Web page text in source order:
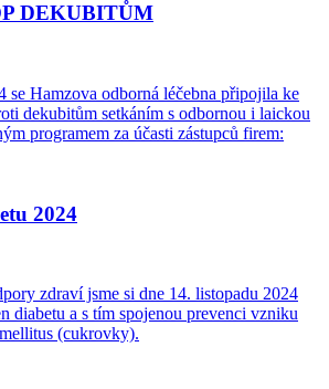
DEKUBITŮM
se Hamzova odborná léčebna připojila ke
dekubitům setkáním s odbornou i laickou
programem za účasti zástupců firem:
2024
zdraví jsme si dne 14. listopadu 2024
diabetu a s tím spojenou prevenci vzniku
(cukrovky).